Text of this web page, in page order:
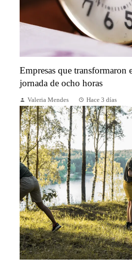
Empresas que transformaron
jornada de ocho horas
Valeria Mendes Hace 3 días